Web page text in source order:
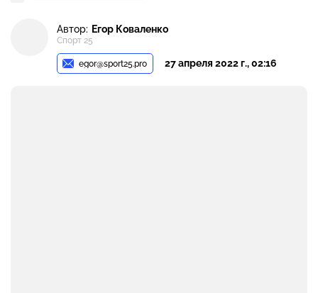
Автор: Егор Коваленко
Спорт 25
egor@sport25.pro 27 апреля 2022 г., 02:16